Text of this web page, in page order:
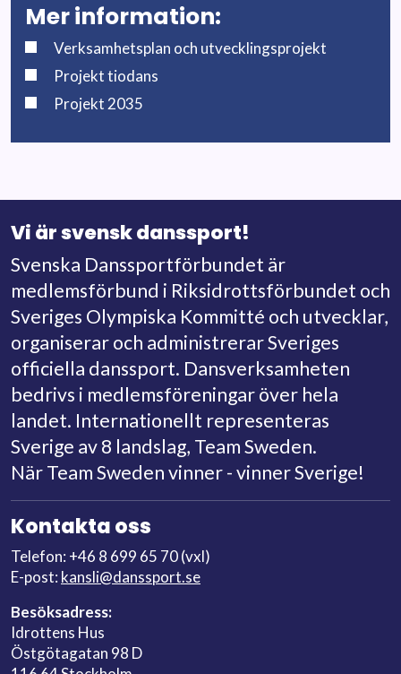
Mer information:
Verksamhetsplan och utvecklingsprojekt
Projekt tiodans
Projekt 2035
Vi är svensk danssport!
Svenska Danssportförbundet är
medlemsförbund i Riksidrottsförbundet och
Sveriges Olympiska Kommitté och utvecklar,
organiserar och administrerar Sveriges
officiella danssport. Dansverksamheten
bedrivs i medlemsföreningar över hela
landet. Internationellt representeras
Sverige av 8 landslag, Team Sweden.
När Team Sweden vinner - vinner Sverige!
Kontakta oss
Telefon: +46 8 699 65 70 (vxl)
E-post: kansli@danssport.se
Besöksadress:
Idrottens Hus
Östgötagatan 98 D